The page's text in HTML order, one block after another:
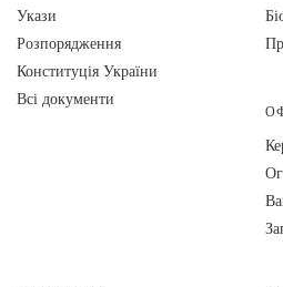
Укази
Розпорядження
Конституція України
Всі документи